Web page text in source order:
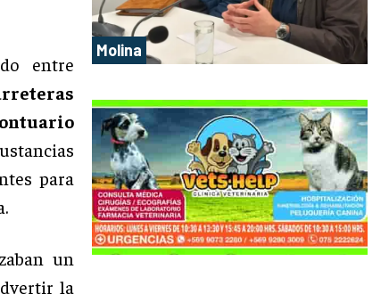
entre
para
un
la
Molina